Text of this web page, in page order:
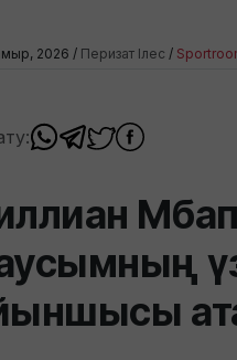
2026 / Перизат Ілес /